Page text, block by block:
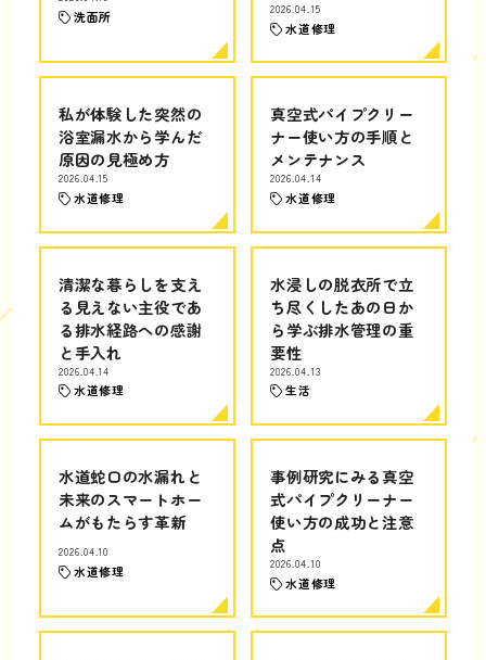
洗面所
2026.04.15
水道修理
私が体験した突然の
浴室漏水から学んだ
原因の見極め方
2026.04.15
水道修理
真空式パイプクリー
ナー使い方の手順と
メンテナンス
2026.04.14
水道修理
清潔な暮らしを支え
る見えない主役であ
る排水経路への感謝
と手入れ
2026.04.14
水道修理
水浸しの脱衣所で立
ち尽くしたあの日か
ら学ぶ排水管理の重
要性
2026.04.13
生活
水道蛇口の水漏れと
未来のスマートホー
ムがもたらす革新
2026.04.10
水道修理
事例研究にみる真空
式パイプクリーナー
使い方の成功と注意
点
2026.04.10
水道修理